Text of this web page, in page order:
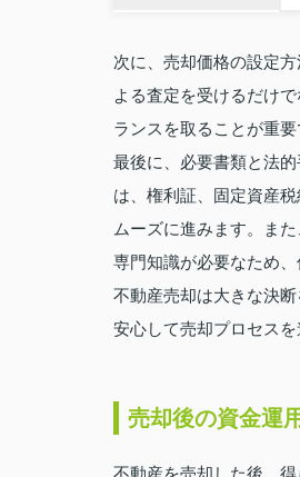
次に、売却価格の設定
よる査定を受けるだけ
ランスを取ることが重要
最後に、必要書類と法
は、権利証、固定資産
ムーズに進みます。ま
専門知識が必要なため
不動産売却は大きな決
安心して売却プロセス
売却後の資金運
不動産を売却した後、